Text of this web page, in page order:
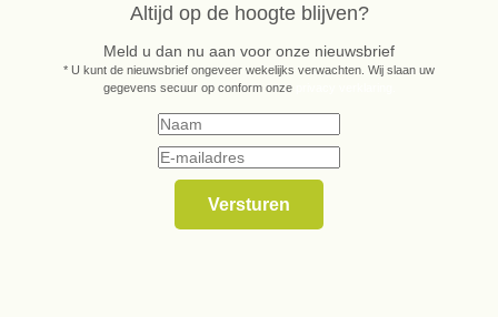
Altijd op de hoogte blijven?
Meld u dan nu aan voor onze nieuwsbrief
* U kunt de nieuwsbrief ongeveer wekelijks verwachten. Wij slaan uw
gegevens secuur op conform onze